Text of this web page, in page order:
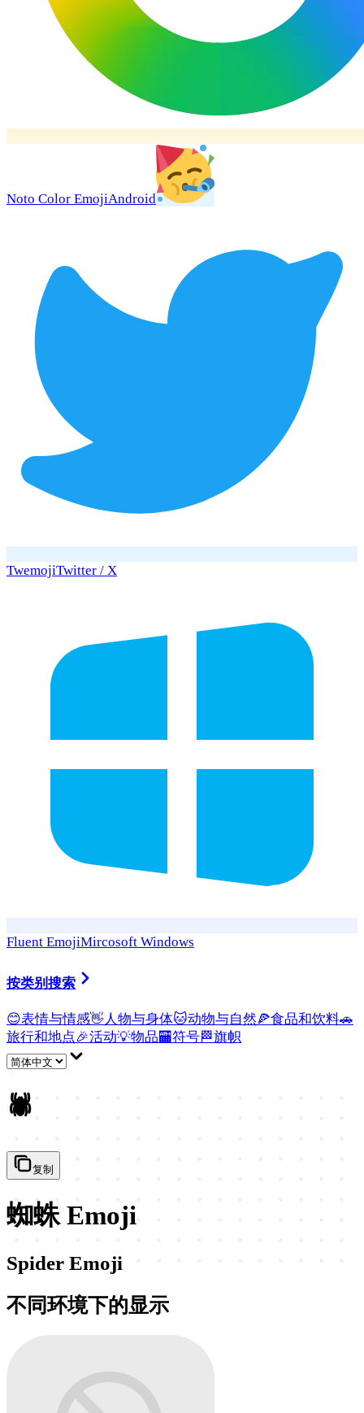
Noto Color EmojiAndroid
TwemojiTwitter / X
Fluent EmojiMircosoft Windows
按类别搜索
😊表情与情感👋 人物与身体🐱动物与自然🍕食品和饮料🚗
旅行和地点🎉活动💡物品🏧符号🏁旗帜
🕷️
复制
蜘蛛 Emoji
Spider Emoji
不同环境下的显示